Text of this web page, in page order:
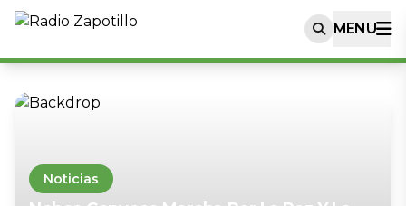
MENU
Noticias